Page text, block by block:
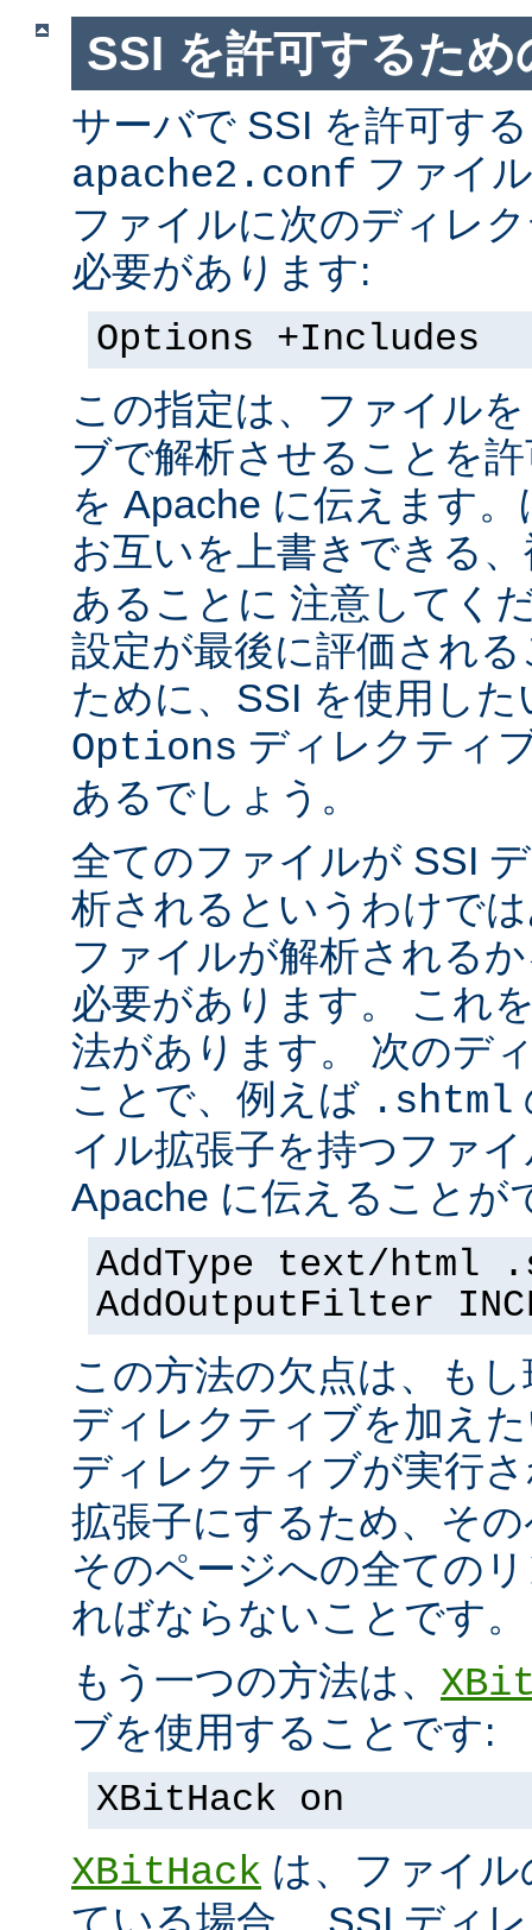
SSI を許可するた
サーバで SSI を許可す
apache2.conf ファイ
ファイルに次のディレ
必要があります:
Options +Includes
この指定は、ファイル
ブで解析させることを
を Apache に伝えます
お互いを上書きできる
あることに 注意してく
設定が最後に評価され
ために、SSI を使用し
Options ディレクティ
あるでしょう。
全てのファイルが SSI
析されるというわけで
ファイルが解析される
必要があります。 これ
法があります。 次のデ
ことで、例えば .shtml
イル拡張子を持つファ
Apache に伝えることが
AddType text/html
AddOutputFilter
この方法の欠点は、も
ディレクティブを加え
ディレクティブが実行
拡張子にするため、そ
そのページへの全ての
ればならないことです。
もう一つの方法は、
ブを使用することです:
XBitHack on
XBitHack は、ファイ